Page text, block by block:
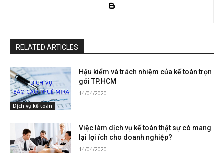
RELATED ARTICLES
Dịch vụ kế toán
Hậu kiểm và trách nhiệm của kế toán trọn
gói TP.HCM
14/04/2020
Việc làm dịch vụ kế toán thật sự có mang
lại lợi ích cho doanh nghiệp?
14/04/2020